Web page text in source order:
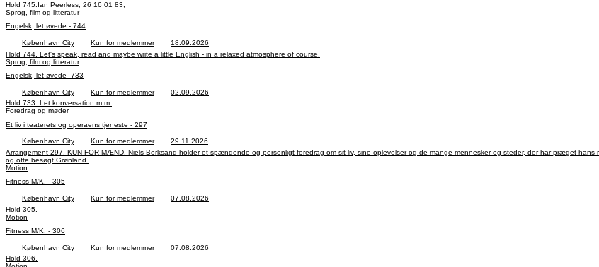
Hold 745.Ian Peerless, 26 16 01 83,
Sprog, film og litteratur
Engelsk, let øvede - 744
København City Kun for medlemmer
18.09.2026
Hold 744. Let's speak, read and maybe write a little English - in a relaxed atmosphere of course.
Sprog, film og litteratur
Engelsk, let øvede -733
København City Kun for medlemmer
02.09.2026
Hold 733. Let konversation m.m.
Foredrag og møder
Et liv i teaterets og operaens tjeneste - 297
København City Kun for medlemmer
29.11.2026
Arrangement 297. KUN FOR MÆND. Niels Borksand holder et spændende og personligt foredrag om sit liv, sine oplevelser og de mange mennesker og steder, der har præget
og ofte besøgt Grønland.
Motion
Fitness M/K. - 305
København City Kun for medlemmer
07.08.2026
Hold 305.
Motion
Fitness M/K. - 306
København City Kun for medlemmer
07.08.2026
Hold 306.